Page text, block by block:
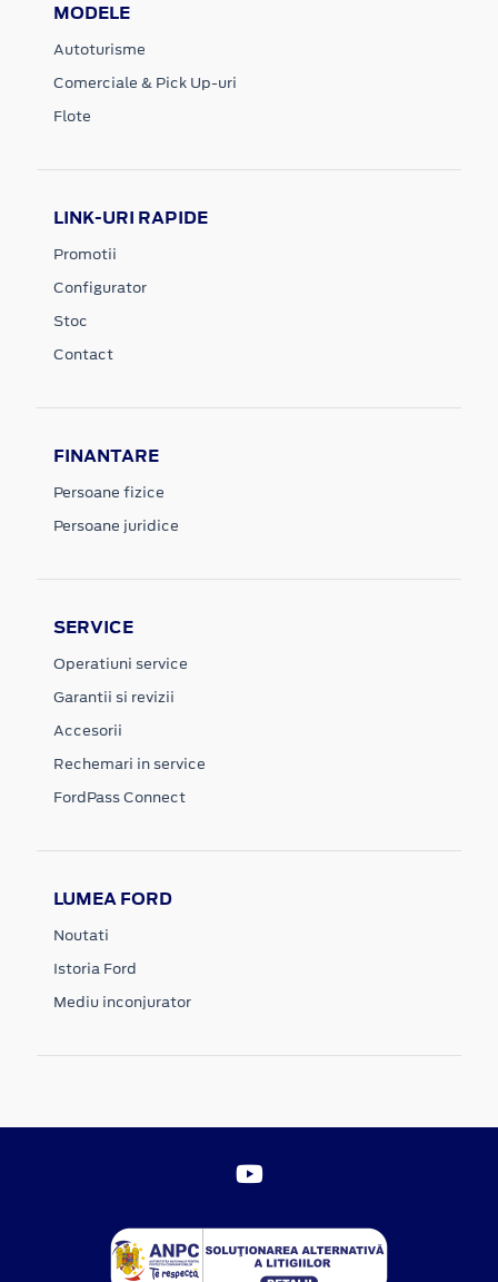
MODELE
Autoturisme
Comerciale & Pick Up-uri
Flote
LINK-URI RAPIDE
Promotii
Configurator
Stoc
Contact
FINANTARE
Persoane fizice
Persoane juridice
SERVICE
Operatiuni service
Garantii si revizii
Accesorii
Rechemari in service
FordPass Connect
LUMEA FORD
Noutati
Istoria Ford
Mediu inconjurator